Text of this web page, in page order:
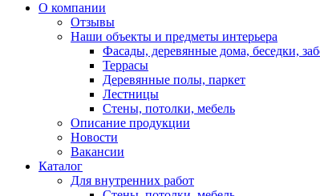
О компании
Отзывы
Наши объекты и предметы интерьера
Фасады, деревянные дома, беседки,
Террасы
Деревянные полы, паркет
Лестницы
Стены, потолки, мебель
Описание продукции
Новости
Вакансии
Каталог
Для внутренних работ